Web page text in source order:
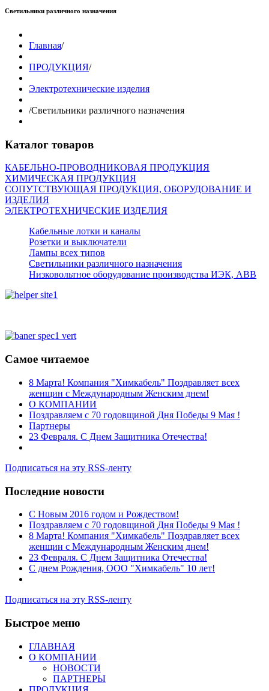
Светильники различного назначения
Главная/
ПРОДУКЦИЯ/
Электротехнические изделия
/Светильники различного назначения
Каталог товаров
КАБЕЛЬНО-ПРОВОДНИКОВАЯ ПРОДУКЦИЯ
ХИМИЧЕСКАЯ ПРОДУКЦИЯ
СОПУТСТВУЮЩАЯ ПРОДУКЦИЯ, ОБОРУДОВАНИЕ И
ИЗДЕЛИЯ
ЭЛЕКТРОТЕХНИЧЕСКИЕ ИЗДЕЛИЯ
Кабельные лотки и каналы
Розетки и выключатели
Лампы всех типов
Светильники различного назначения
Низковольтное оборудование производства ИЭК, АВВ
Самое читаемое
8 Марта! Компания "Химкабель" Поздравляет всех
женщин с Международным Женским днем!
О КОМПАНИИ
Поздравляем с 70 годовщиной Дня Победы 9 Мая !
Партнеры
23 Февраля. С Днем Защитника Отечества!
Подписаться на эту RSS-ленту
Последние новости
C Новым 2016 годом и Рождеством!
Поздравляем с 70 годовщиной Дня Победы 9 Мая !
8 Марта! Компания "Химкабель" Поздравляет всех
женщин с Международным Женским днем!
23 Февраля. С Днем Защитника Отечества!
С днем Рождения, ООО "Химкабель" 10 лет!
Подписаться на эту RSS-ленту
Быстрое меню
ГЛАВНАЯ
О КОМПАНИИ
НОВОСТИ
ПАРТНЕРЫ